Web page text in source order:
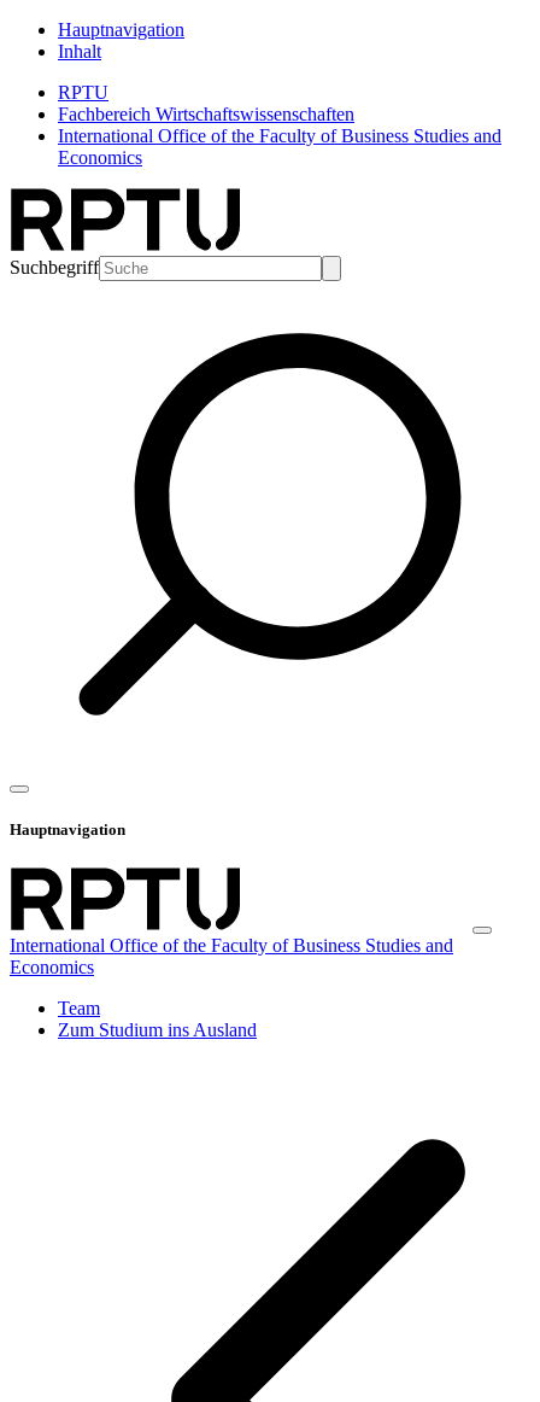
Hauptnavigation
Inhalt
RPTU
Fachbereich Wirtschaftswissenschaften
International Office of the Faculty of Business Studies and
Economics
Suchbegriff
Hauptnavigation
International Office of the Faculty of Business Studies and
Economics
Team
Zum Studium ins Ausland